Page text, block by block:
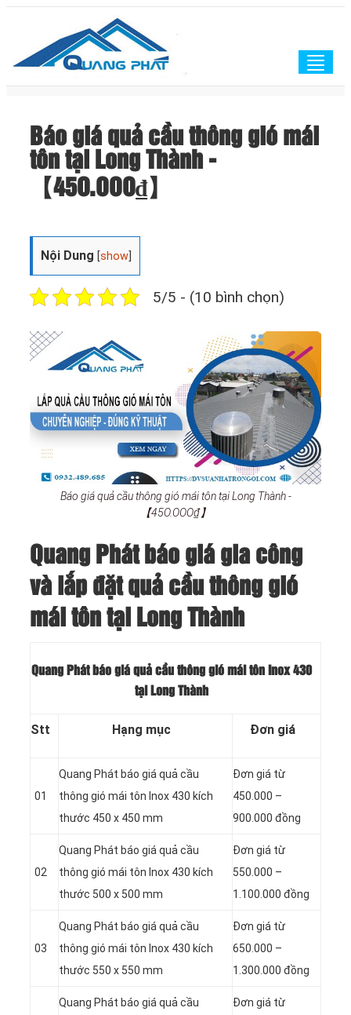
Báo giá quả cầu thông gió mái
tôn tại Long Thành -
【45O.OOO₫】
Nội Dung [show
5/5 - (10 bình chọn)
Báo giá quả cầu thông gió mái tôn tại Long Thành -
【45O.OOO₫】
Quang Phát báo giá gia công
và lắp đặt quả cầu thông gió
mái tôn tại Long Thành
Quang Phát báo giá quả cầu thông gió mái tôn Inox 430
tại Long Thành
Stt Hạng mục Đơn giá
01
Quang Phát báo giá quả cầu
thông gió mái tôn Inox 430 kích
thước 450 x 450 mm
Đơn giá từ
450.000 –
900.000 đồng
02
Quang Phát báo giá quả cầu
thông gió mái tôn Inox 430 kích
thước 500 x 500 mm
Đơn giá từ
550.000 –
1.100.000 đồng
03
Quang Phát báo giá quả cầu
thông gió mái tôn Inox 430 kích
thước 550 x 550 mm
Đơn giá từ
650.000 –
1.300.000 đồng
Quang Phát báo giá quả cầu
Đơn giá từ